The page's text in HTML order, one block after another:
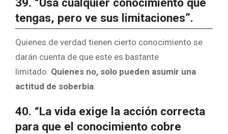
39. “Usa cualquier conocimiento que
tengas, pero ve sus limitaciones”.
Quienes de verdad tienen cierto conocimiento se
darán cuenta de que este es bastante
limitado. Quienes no, solo pueden asumir una
actitud de soberbia
40. “La vida exige la acción correcta
para que el conocimiento cobre